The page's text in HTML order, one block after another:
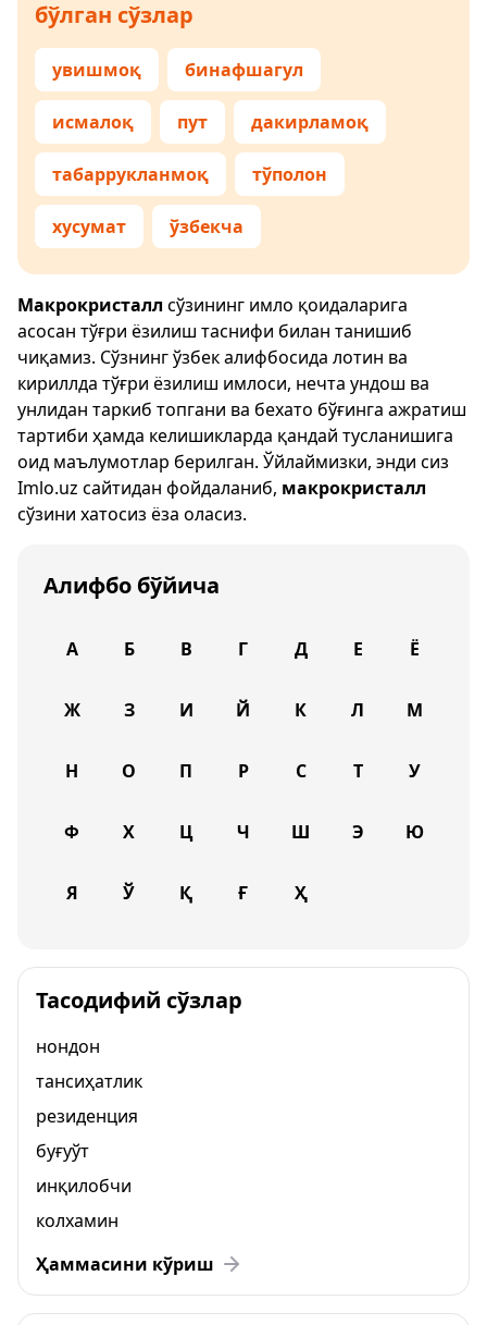
бўлган сўзлар
увишмоқ бинафшагул
исмалоқ пут дакирламоқ
табаррукланмоқ тўполон
хусумат ўзбекча
Макрокристалл сўзининг имло қоидаларига
асосан тўғри ёзилиш таснифи билан танишиб
чиқамиз. Сўзнинг ўзбек алифбосида лотин ва
кириллда тўғри ёзилиш имлоси, нечта ундош ва
унлидан таркиб топгани ва бехато бўғинга ажратиш
тартиби ҳамда келишикларда қандай тусланишига
оид маълумотлар берилган. Ўйлаймизки, энди сиз
Imlo.uz сайтидан фойдаланиб, макрокристалл
сўзини хатосиз ёза оласиз.
Алифбо бўйича
А Б В Г Д Е Ё
Ж З И Й К Л М
Н О П Р С Т У
Ф Х Ц Ч Ш Э Ю
Я Ў Қ Ғ Ҳ
Тасодифий сўзлар
нондон
тансиҳатлик
резиденция
буғуўт
инқилобчи
колхамин
Ҳаммасини кўриш